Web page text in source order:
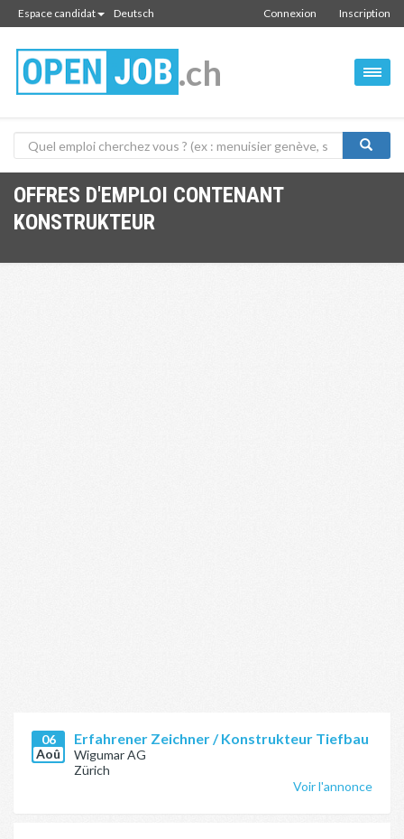
Espace candidat Deutsch Inscription
Connexion
.ch
OFFRES D'EMPLOI CONTENANT
KONSTRUKTEUR
06
Aoû
Erfahrener Zeichner / Konstrukteur Tiefbau
Wigumar AG
Zürich
Voir l'annonce